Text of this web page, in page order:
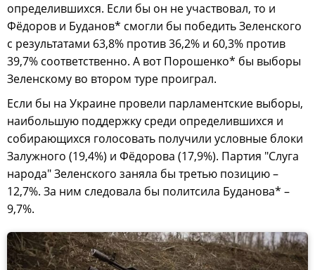
определившихся. Если бы он не участвовал, то и
Фёдоров и Буданов* смогли бы победить Зеленского
с результатами 63,8% против 36,2% и 60,3% против
39,7% соответственно. А вот Порошенко* бы выборы
Зеленскому во втором туре проиграл.
Если бы на Украине провели парламентские выборы,
наибольшую поддержку среди определившихся и
собирающихся голосовать получили условные блоки
Залужного (19,4%) и Фёдорова (17,9%). Партия "Слуга
народа" Зеленского заняла бы третью позицию –
12,7%. За ним следовала бы политсила Буданова* –
9,7%.